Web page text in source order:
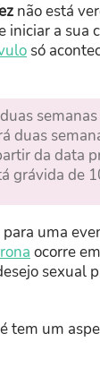
não está
iniciar a
só
duas
da data
grávida de
uma
ocorre
tem um